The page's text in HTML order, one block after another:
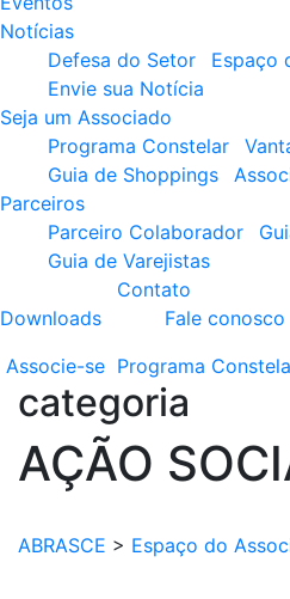
Notícias
Defesa do Setor
Espaço
Envie sua Notícia
Seja um Associado
Programa Constelar
Guia de Shoppings
Parceiros
Parceiro Colaborador
Guia de Varejistas
Downloads
Contato
Fale conosco
Associe-se Programa
categoria
AÇÃO
ABRASCE > Espaço do